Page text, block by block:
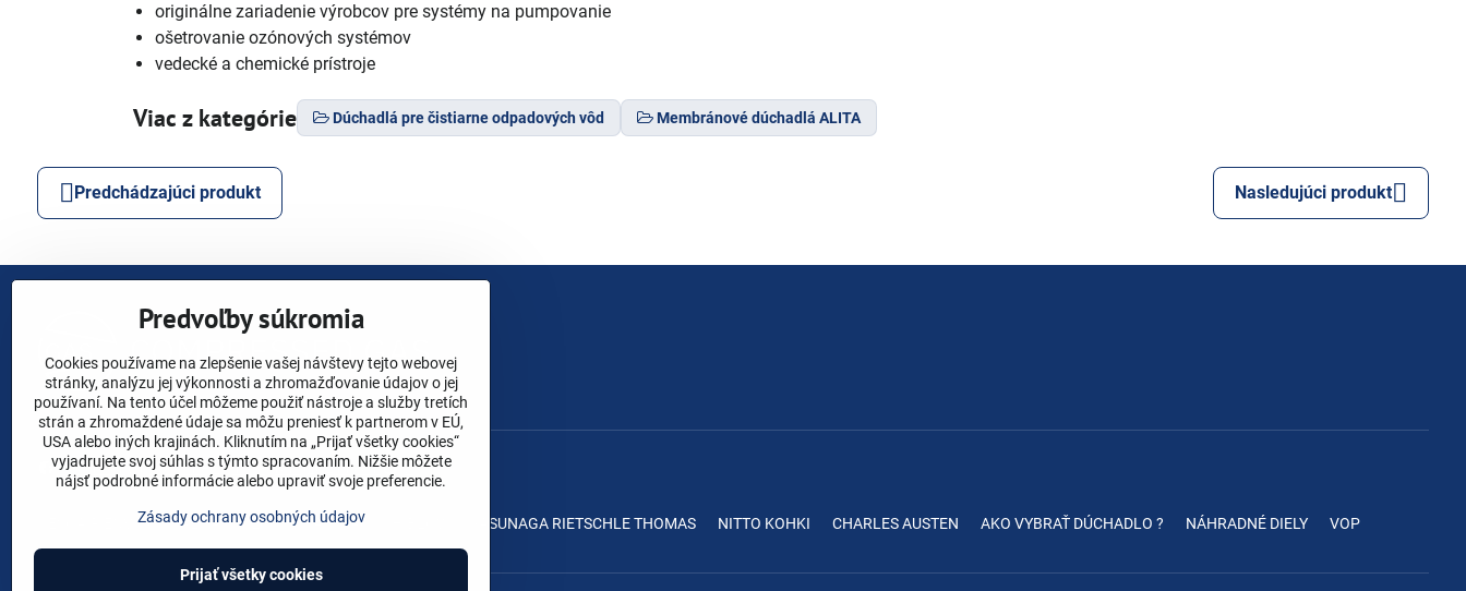
originálne zariadenie výrobcov pre systémy na pumpovanie
ošetrovanie ozónových systémov
vedecké a chemické prístroje
Viac z kategórie Dúchadlá pre čistiarne odpadových vôd Membránové dúchadlá ALITA
Predchádzajúci produkt Nasledujúci produkt
Facebook YouTube Instagram Linkedin X
ESOAIR ENVIRO ALITA SECOH AIRMAC YASUNAGA RIETSCHLE THOMAS NITTO KOHKI CHARLES AUSTEN AKO VYBRAŤ DÚCHADLO ? NÁHRADNÉ DIELY VOP
Predvoľby súkromia
Cookies používame na zlepšenie vašej návštevy tejto webovej
stránky, analýzu jej výkonnosti a zhromažďovanie údajov o jej
používaní. Na tento účel môžeme použiť nástroje a služby tretích
strán a zhromaždené údaje sa môžu preniesť k partnerom v EÚ,
USA alebo iných krajinách. Kliknutím na „Prijať všetky cookies“
vyjadrujete svoj súhlas s týmto spracovaním. Nižšie môžete
nájsť podrobné informácie alebo upraviť svoje preferencie.
Zásady ochrany osobných údajov
Prijať všetky cookies